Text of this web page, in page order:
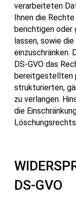
verarbeiteten
Ihnen die
berichtigen oder
lassen, sowie
einzuschränken.
DS-GVO das
bereitgestellten
strukturierten,
zu verlangen.
die
DS-GVO